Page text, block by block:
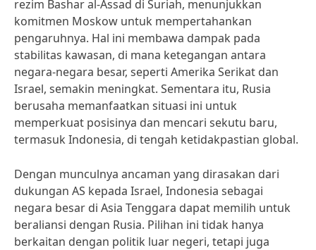
rezim Bashar al-Assad di Suriah, menunjukkan
komitmen Moskow untuk mempertahankan
pengaruhnya. Hal ini membawa dampak pada
stabilitas kawasan, di mana ketegangan antara
negara-negara besar, seperti Amerika Serikat dan
Israel, semakin meningkat. Sementara itu, Rusia
berusaha memanfaatkan situasi ini untuk
memperkuat posisinya dan mencari sekutu baru,
termasuk Indonesia, di tengah ketidakpastian global.
Dengan munculnya ancaman yang dirasakan dari
dukungan AS kepada Israel, Indonesia sebagai
negara besar di Asia Tenggara dapat memilih untuk
beraliansi dengan Rusia. Pilihan ini tidak hanya
berkaitan dengan politik luar negeri, tetapi juga